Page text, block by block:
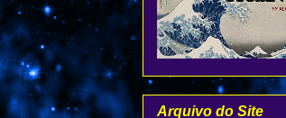
Arquivo do Site